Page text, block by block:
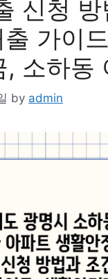
신청
가이
, 소하동
by admin